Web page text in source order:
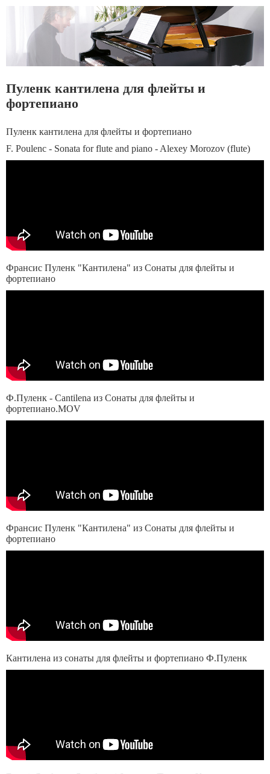
Пуленк кантилена для флейты и
фортепиано
Пуленк кантилена для флейты и фортепиано
F. Poulenc - Sonata for flute and piano - Alexey Morozov (flute)
Франсис Пуленк "Кантилена" из Сонаты для флейты и
фортепиано
Ф.Пуленк - Cantilena из Сонаты для флейты и
фортепиано.MOV
Франсис Пуленк "Кантилена" из Сонаты для флейты и
фортепиано
Кантилена из сонаты для флейты и фортепиано Ф.Пуленк